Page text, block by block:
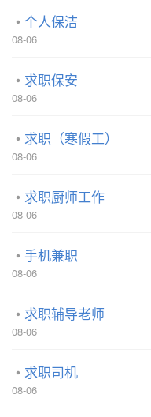
个人保洁
08-06
求职保安
08-06
求职（寒假工）
08-06
求职厨师工作
08-06
手机兼职
08-06
求职辅导老师
08-06
求职司机
08-06